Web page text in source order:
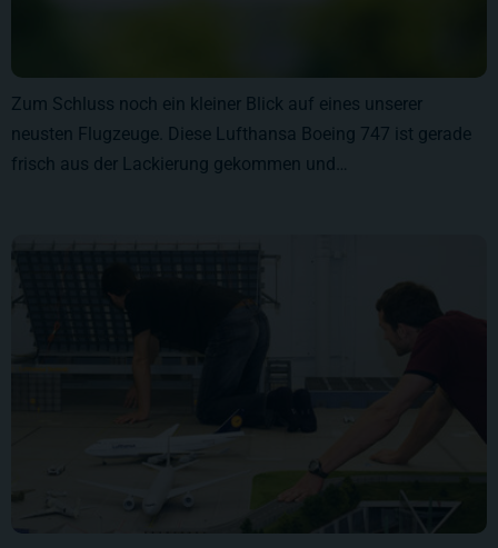
Zum Schluss noch ein kleiner Blick auf eines unserer
neusten Flugzeuge. Diese Lufthansa Boeing 747 ist gerade
frisch aus der Lackierung gekommen und…